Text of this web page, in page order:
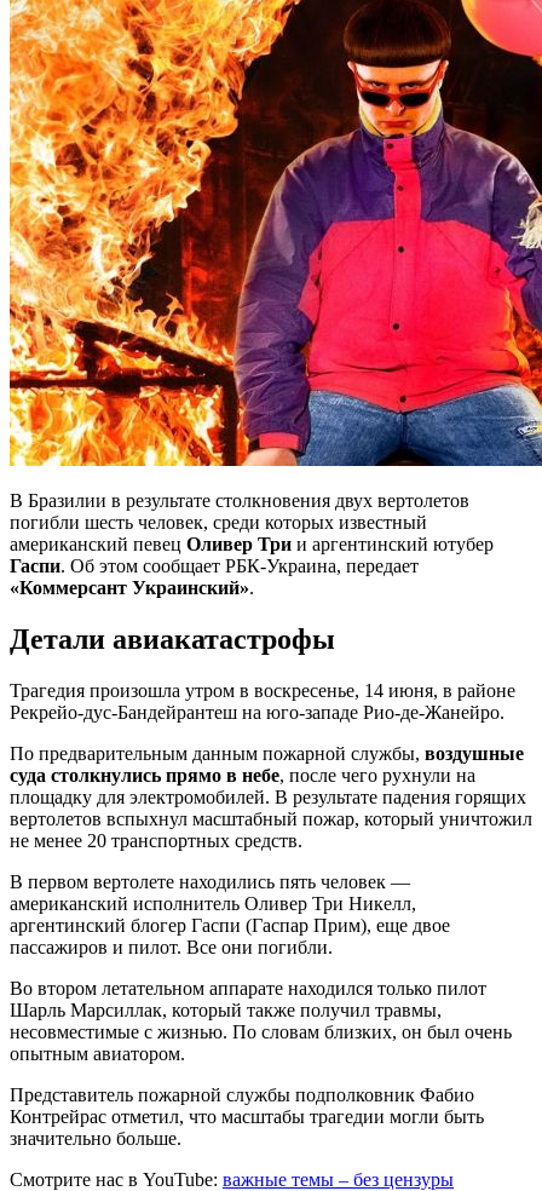
В Бразилии в результате столкновения двух вертолетов
погибли шесть человек, среди которых известный
американский певец Оливер Три и аргентинский ютубер
Гаспи. Об этом сообщает РБК-Украина, передает
«Коммерсант Украинский».
Детали авиакатастрофы
Трагедия произошла утром в воскресенье, 14 июня, в районе
Рекрейо-дус-Бандейрантеш на юго-западе Рио-де-Жанейро.
По предварительным данным пожарной службы, воздушные
суда столкнулись прямо в небе, после чего рухнули на
площадку для электромобилей. В результате падения горящих
вертолетов вспыхнул масштабный пожар, который уничтожил
не менее 20 транспортных средств.
В первом вертолете находились пять человек —
американский исполнитель Оливер Три Никелл,
аргентинский блогер Гаспи (Гаспар Прим), еще двое
пассажиров и пилот. Все они погибли.
Во втором летательном аппарате находился только пилот
Шарль Марсиллак, который также получил травмы,
несовместимые с жизнью. По словам близких, он был очень
опытным авиатором.
Представитель пожарной службы подполковник Фабио
Контрейрас отметил, что масштабы трагедии могли быть
значительно больше.
Смотрите нас в YouTube: важные темы – без цензуры